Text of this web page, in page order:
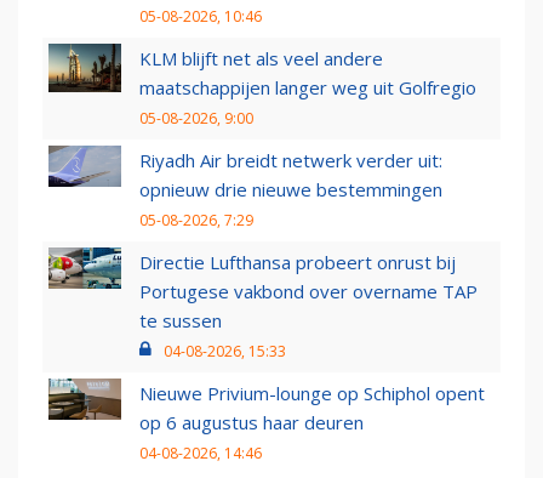
05-08-2026, 10:46
KLM blijft net als veel andere
maatschappijen langer weg uit Golfregio
05-08-2026, 9:00
Riyadh Air breidt netwerk verder uit:
opnieuw drie nieuwe bestemmingen
05-08-2026, 7:29
Directie Lufthansa probeert onrust bij
Portugese vakbond over overname TAP
te sussen
04-08-2026, 15:33
Nieuwe Privium-lounge op Schiphol opent
op 6 augustus haar deuren
04-08-2026, 14:46